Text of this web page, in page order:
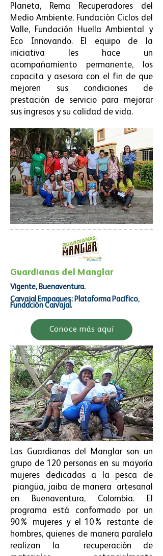
Planeta, Rema Recuperadores del
Medio Ambiente, Fundación Ciclos del
Valle, Fundación Huella Ambiental y
Eco Innovando.
El equipo de la
iniciativa les hace un
acompañamiento permanente, los
capacita y asesora con el fin de que
mejoren sus condiciones de
prestación de servicio para mejorar
sus ingresos y su calidad de vida.
Guardianas del Manglar
Vigente, Buenaventura.
Carvajal Empaques: Plataforma Pacífico,
Fundación Carvajal.
Conoce más aquí
Las Guardianas del Manglar son un
grupo de 120 personas en su mayoría
mujeres dedicadas a la pesca de
piangüa, jaiba de manera artesanal
en Buenaventura, Colombia.
El
programa está conformado por un
90% mujeres y el 10% restante de
hombres, quienes de manera paralela
realizan la recuperación de